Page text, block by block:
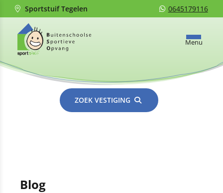
Sportstuif Tegelen 0645179116
Menu
ZOEK VESTIGING
Blog